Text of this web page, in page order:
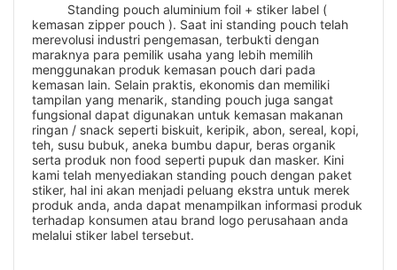
Standing pouch aluminium foil + stiker label (
kemasan zipper pouch ). Saat ini standing pouch telah
merevolusi industri pengemasan, terbukti dengan
maraknya para pemilik usaha yang lebih memilih
menggunakan produk kemasan pouch dari pada
kemasan lain. Selain praktis, ekonomis dan memiliki
tampilan yang menarik, standing pouch juga sangat
fungsional dapat digunakan untuk kemasan makanan
ringan / snack seperti biskuit, keripik, abon, sereal, kopi,
teh, susu bubuk, aneka bumbu dapur, beras organik
serta produk non food seperti pupuk dan masker. Kini
kami telah menyediakan standing pouch dengan paket
stiker, hal ini akan menjadi peluang ekstra untuk merek
produk anda, anda dapat menampilkan informasi produk
terhadap konsumen atau brand logo perusahaan anda
melalui stiker label tersebut.